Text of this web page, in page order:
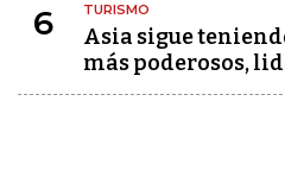
6 TURISMO
Asia sigue
más poderosos,